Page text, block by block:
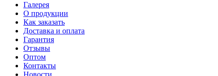
Галерея
О продукции
Как заказать
Доставка и оплата
Гарантия
Отзывы
Оптом
Контакты
Новости